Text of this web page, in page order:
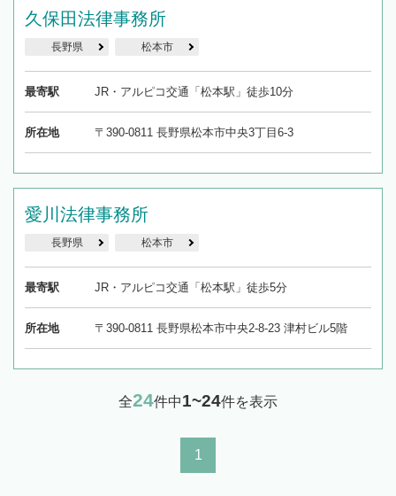
久保田法律事務所
長野県 松本市
最寄駅 JR・アルピコ交通「松本駅」徒歩10分
所在地 〒390-0811 長野県松本市中央3丁目6-3
愛川法律事務所
長野県 松本市
最寄駅 JR・アルピコ交通「松本駅」徒歩5分
所在地 〒390-0811 長野県松本市中央2-8-23 津村ビル5階
全24件中1~24件を表示
1